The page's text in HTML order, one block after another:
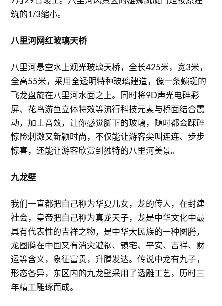
筑的1/3缩小。
八里河网红玻璃天桥
八里河悬空水上观光玻璃天桥，全长425米，宽3米，
全高55米，采用全透明特种玻璃建造，像一条蜿蜒的
飞龙盘旋在八里河水面之上。同时将9D声光电碎彩
屏、花鸟游鱼立体特效等流行科技元素与桥面结合震
动，加上音效，让你感觉脚下的玻璃，随时都会踩碎
惊险刺激又新颖时尚，不仅能让游客尖叫连连、步步
惊喜，还能让游客欣赏到独特的八里河美景。
九龙壁
我们一直都把自己称为华夏儿女，龙的传人，在封建
社会，皇帝把自己称为真龙天子，龙是中华文化中最
具有代表性的吉祥之物，是中华大民族的一种图腾，
龙图腾在中国又有消灾避祸、镇宅、平安、吉祥、财
运等含义，象征富贵，升腾发达。传说中龙有九子，
形态各异，东区内的九龙壁采用了透雕工艺，历时三
年精工雕琢而成。